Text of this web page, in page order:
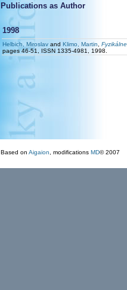
Publications as Author
1998
Helbich, Miroslav and Klimo, Martin
pages 46-51, ISSN 1335-4981, 1998.
Based on Aigaion , modifications MD© 2007